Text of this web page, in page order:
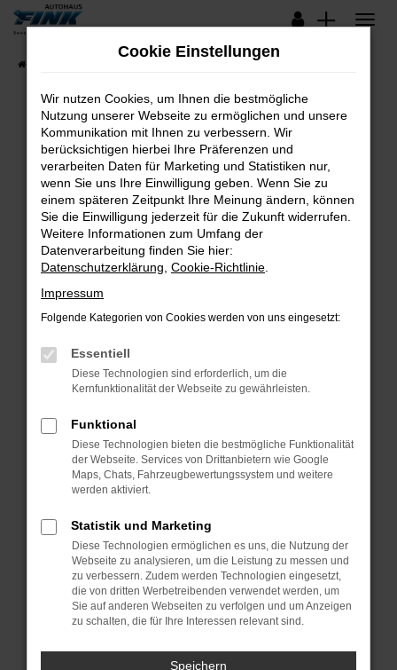
Zum
springen
Lagerfahrzeuge
Fehler: Network Error
Beim Laden ist ein Fehler aufgetreten.
Hier sind ein paar Tipps, die dir helfen können:
Überprüfe deine Firewall und deine
Internetverbindung.
Laden andere Webseiten, zum Beispiel deine
Suchmaschine?
Prüfe deine Browsererweiterungen.
können das Laden bestimmter Seiten
verhindern. Funktioniert die Seite in einem
anderen Browser oder in einem privaten
Starte dein Gerät neu.
Das kann manchmal helfen, vorübergehende
Probleme zu beheben.
Betriebssystem auf dem neuesten Stand
sind.
Veraltete Software birgt nicht nur ein
Sicherheitsrisiko, sondern kann auch dazu
führen, dass bestimmte Funktionen nicht mehr
unterstützt werden.
Wende dich an den Webseitenbetreiber.
Cookie Einstellungen
Wir nutzen Cookies, um Ihnen die bestmögliche
Nutzung unserer Webseite zu ermöglichen und unsere
Kommunikation mit Ihnen zu verbessern. Wir
berücksichtigen hierbei Ihre Präferenzen und
verarbeiten Daten für Marketing und Statistiken nur,
wenn Sie uns Ihre Einwilligung geben. Wenn Sie zu
einem späteren Zeitpunkt Ihre Meinung ändern, können
Sie die Einwilligung jederzeit für die Zukunft widerrufen.
Weitere Informationen zum Umfang der
Datenverarbeitung finden Sie hier:
Datenschutzerklärung Cookie-Richtlinie
Impressum
Folgende Kategorien von Cookies werden von uns eingesetzt:
Essentiell
Diese Technologien sind erforderlich, um die
Kernfunktionalität der Webseite zu gewährleisten.
Funktional
Diese Technologien bieten die bestmögliche Funktionalität
der Webseite. Services von Drittanbietern wie Google
Maps, Chats, Fahrzeugbewertungssystem und weitere
werden aktiviert.
Statistik und Marketing
Diese Technologien ermöglichen es uns, die Nutzung der
Webseite zu analysieren, um die Leistung zu messen und
zu verbessern. Zudem werden Technologien eingesetzt,
die von dritten Werbetreibenden verwendet werden, um
Sie auf anderen Webseiten zu verfolgen und um Anzeigen
zu schalten, die für Ihre Interessen relevant sind.
Speichern